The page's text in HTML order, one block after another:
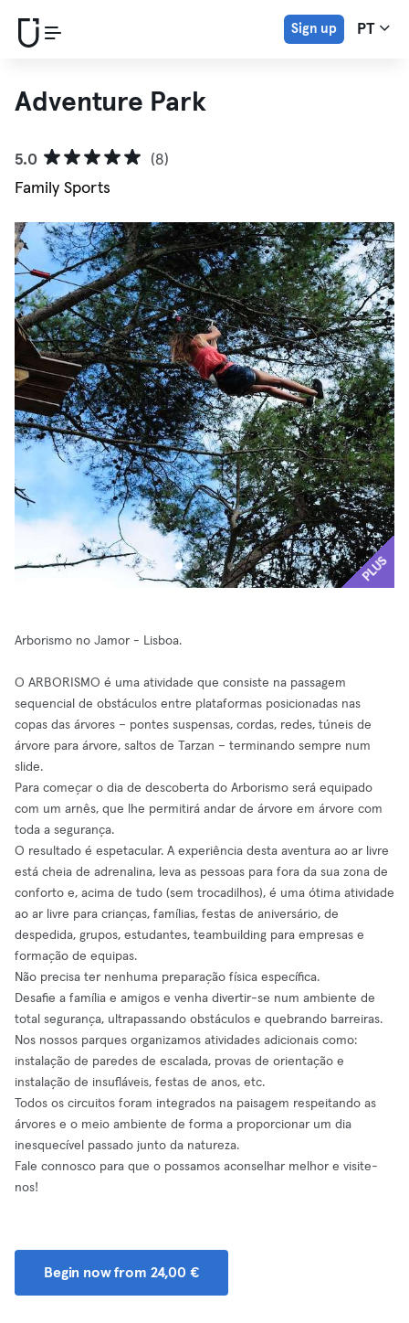
Sign up PT
Adventure Park
5.0
(8)
Family Sports
PLUS
Arborismo no Jamor - Lisboa.
O ARBORISMO é uma atividade que consiste na passagem
sequencial de obstáculos entre plataformas posicionadas nas
copas das árvores – pontes suspensas, cordas, redes, túneis de
árvore para árvore, saltos de Tarzan – terminando sempre num
slide.
Para começar o dia de descoberta do Arborismo será equipado
com um arnês, que lhe permitirá andar de árvore em árvore com
toda a segurança.
O resultado é espetacular. A experiência desta aventura ao ar livre
está cheia de adrenalina, leva as pessoas para fora da sua zona de
conforto e, acima de tudo (sem trocadilhos), é uma ótima atividade
ao ar livre para crianças, famílias, festas de aniversário, de
despedida, grupos, estudantes, teambuilding para empresas e
formação de equipas.
Não precisa ter nenhuma preparação física específica.
Desafie a família e amigos e venha divertir-se num ambiente de
total segurança, ultrapassando obstáculos e quebrando barreiras.
Nos nossos parques organizamos atividades adicionais como:
instalação de paredes de escalada, provas de orientação e
instalação de insufláveis, festas de anos, etc.
Todos os circuitos foram integrados na paisagem respeitando as
árvores e o meio ambiente de forma a proporcionar um dia
inesquecível passado junto da natureza.
Fale connosco para que o possamos aconselhar melhor e visite-
nos!
Begin now from 24,00 €